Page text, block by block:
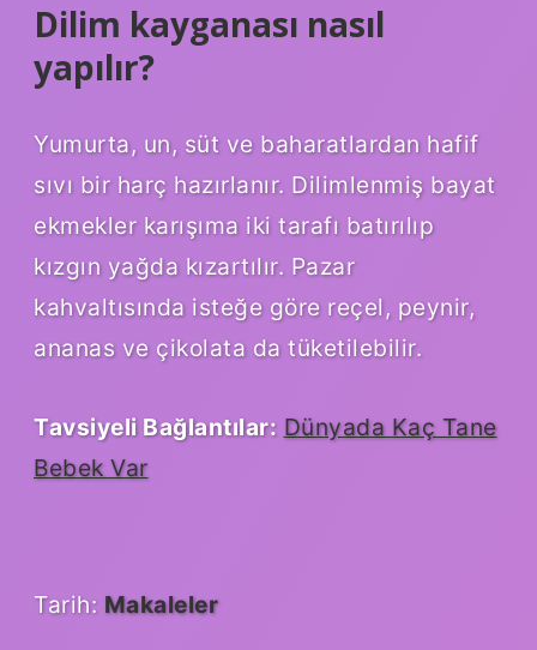
Dilim kayganası nasıl
yapılır?
Yumurta, un, süt ve baharatlardan hafif
sıvı bir harç hazırlanır. Dilimlenmiş bayat
ekmekler karışıma iki tarafı batırılıp
kızgın yağda kızartılır. Pazar
kahvaltısında isteğe göre reçel, peynir,
ananas ve çikolata da tüketilebilir.
Tavsiyeli Bağlantılar: Dünyada Kaç Tane
Bebek Var
Tarih: Makaleler